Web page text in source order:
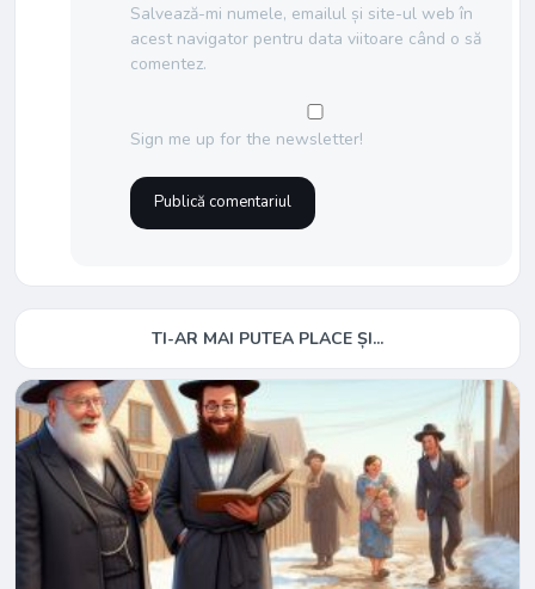
Salvează-mi numele, emailul și site-ul web în
acest navigator pentru data viitoare când o să
comentez.
Sign me up for the newsletter!
TI-AR MAI PUTEA PLACE ȘI...